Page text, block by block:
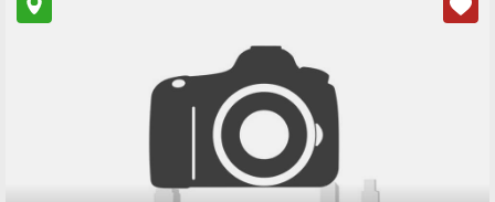
Комерческая недвижимость
Недвижимость в Бресте
Продажа коммерческой недвижимости